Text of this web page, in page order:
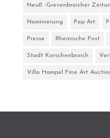
Neuß -Grevenbroicher
Nominierung Pop Art
Presse Rheinische Post
Stadt Korschenbroich
Villa Hampel Fine Art